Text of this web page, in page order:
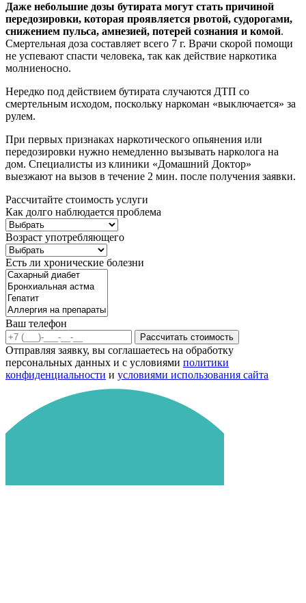
Даже небольшие дозы бутирата могут стать причиной
передозировки, которая проявляется рвотой, судорогами,
снижением пульса, амнезией, потерей сознания и комой.
Смертельная доза составляет всего 7 г. Врачи скорой помощи
не успевают спасти человека, так как действие наркотика
молниеносно.
Нередко под действием бутирата случаются ДТП со
смертельным исходом, поскольку наркоман «выключается» за
рулем.
При первых признаках наркотического опьянения или
передозировки нужно немедленно вызывать нарколога на
дом. Специалисты из клиники «Домашний Доктор»
выезжают на вызов в течение 2 мин. после получения заявки.
Рассчитайте стоимость услуги
Как долго наблюдается проблема
Возраст употребляющего
Есть ли хронические болезни
Ваш телефон
Рассчитать стоимость
Отправляя заявку, вы соглашаетесь на обработку
персональных данных и с условиями политики
конфиденциальности и условиями использования сайта